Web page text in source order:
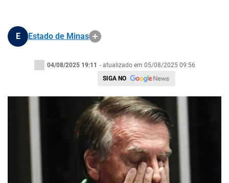
E Estado de Minas
04/08/2025 19:11 - atualizado em 05/08/2025 09:56
SIGA NO